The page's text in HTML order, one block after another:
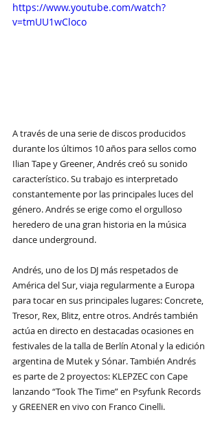
https://www.youtube.com/watch?
v=tmUU1wCloco
A través de una serie de discos producidos
durante los últimos 10 años para sellos como
Ilian Tape y Greener, Andrés creó su sonido
característico. Su trabajo es interpretado
constantemente por las principales luces del
género. Andrés se erige como el orgulloso
heredero de una gran historia en la música
dance underground.
Andrés, uno de los DJ más respetados de
América del Sur, viaja regularmente a Europa
para tocar en sus principales lugares: Concrete,
Tresor, Rex, Blitz, entre otros. Andrés también
actúa en directo en destacadas ocasiones en
festivales de la talla de Berlín Atonal y la edición
argentina de Mutek y Sónar. También Andrés
es parte de 2 proyectos: KLEPZEC con Cape
lanzando “Took The Time” en Psyfunk Records
y GREENER en vivo con Franco Cinelli.